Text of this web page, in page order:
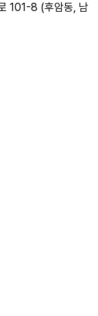
101-8 (후암동, 남